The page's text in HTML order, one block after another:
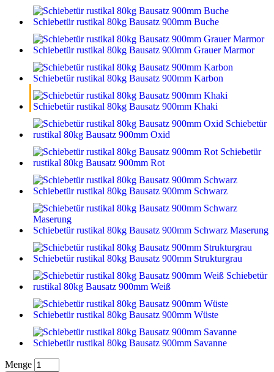
Schiebetür rustikal 80kg Bausatz 900mm Buche
Schiebetür rustikal 80kg Bausatz 900mm Grauer Marmor
Schiebetür rustikal 80kg Bausatz 900mm Karbon
Schiebetür rustikal 80kg Bausatz 900mm Khaki
Schiebetür
rustikal 80kg Bausatz 900mm Oxid
Schiebetür
rustikal 80kg Bausatz 900mm Rot
Schiebetür rustikal 80kg Bausatz 900mm Schwarz
Schiebetür rustikal 80kg Bausatz 900mm Schwarz Maserung
Schiebetür rustikal 80kg Bausatz 900mm Strukturgrau
Schiebetür
rustikal 80kg Bausatz 900mm Weiß
Schiebetür rustikal 80kg Bausatz 900mm Wüste
Schiebetür rustikal 80kg Bausatz 900mm Savanne
Menge